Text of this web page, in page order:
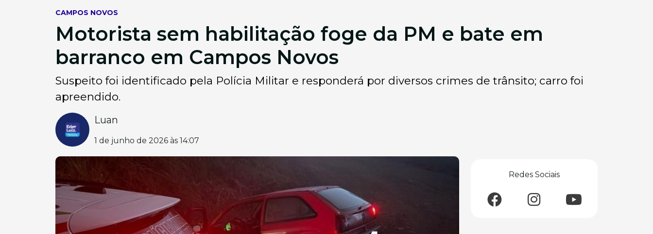
CAMPOS NOVOS
Motorista sem habilitação foge da PM e bate em
barranco em Campos Novos
Suspeito foi identificado pela Polícia Militar e responderá por diversos crimes de trânsito; carro foi
apreendido.
Luan
1 de junho de 2026 às 14:07
Redes Sociais